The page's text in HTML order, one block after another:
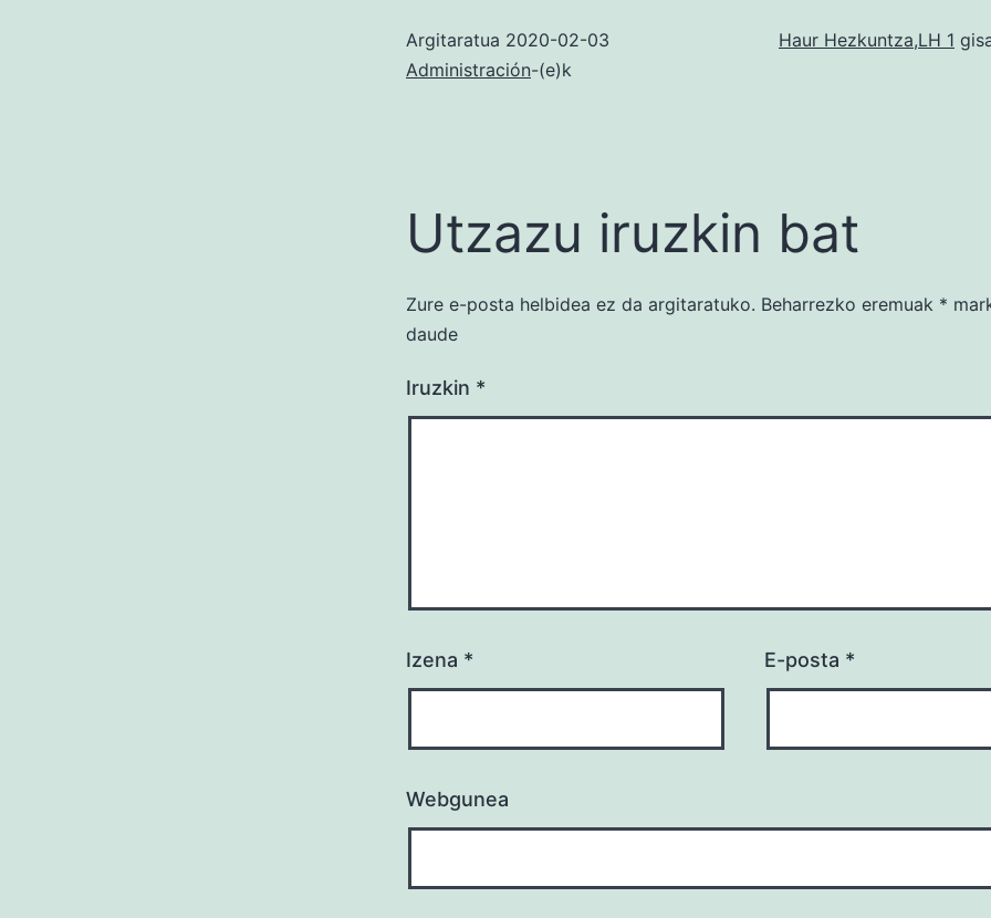
Argitaratua 2020-02-03
Administración-(e)k
Haur Hezkuntza,LH 1
Utzazu iruzkin bat
Zure e-posta helbidea ez da argitaratuko. Beharrezko eremuak *
daude
Iruzkin *
Izena * E-posta *
Webgunea